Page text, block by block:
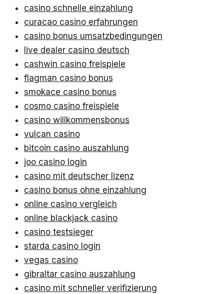
casino schnelle einzahlung
curacao casino erfahrungen
casino bonus umsatzbedingungen
live dealer casino deutsch
cashwin casino freispiele
flagman casino bonus
smokace casino bonus
cosmo casino freispiele
casino willkommensbonus
vulcan casino
bitcoin casino auszahlung
joo casino login
casino mit deutscher lizenz
casino bonus ohne einzahlung
online casino vergleich
online blackjack casino
casino testsieger
starda casino login
vegas casino
gibraltar casino auszahlung
casino mit schneller verifizierung